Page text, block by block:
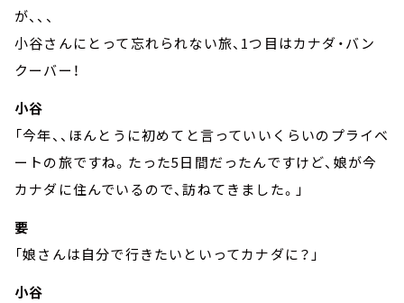
が、、、
小谷さんにとって忘れられない旅、1つ目はカナダ・バン
クーバー！
小谷
「今年、、ほんとうに初めてと言っていいくらいのプライベ
ートの旅ですね。たった5日間だったんですけど、娘が今
カナダに住んでいるので、訪ねてきました。」
要
「娘さんは自分で行きたいといってカナダに？」
小谷